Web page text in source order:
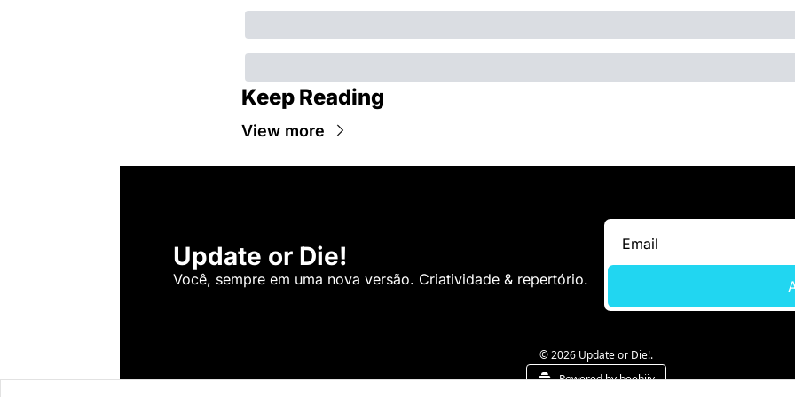
Keep Reading
View more
Update or Die!
Você, sempre em uma nova versão. Criatividade & repertório.
© 2026 Update or Die!.
Powered by beehiiv